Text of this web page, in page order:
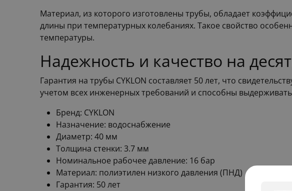
Материал, из которого изготовлены трубы, обладает
длины при температурных колебаниях. Такое свойство
температуры.
Надежность и качество на
Гарантия на трубы CYKLON составляет 50 лет, что
учетом всех инженерных требований и способны
Бренд: CYKLON
Назначение: водоснабжение
Диаметр: 40 мм
Толщина стенки: 3.7 мм
Номинальное рабочее давление: 16 бар
Материал: полиэтилен низкого давления (ПНД)
Гарантия: 50 лет